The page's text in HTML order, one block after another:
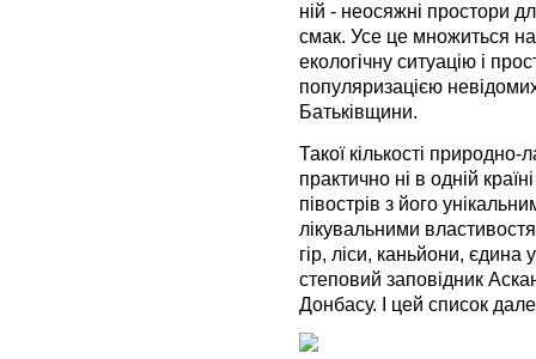
ній - неосяжні простори
смак. Усе це множиться
екологічну ситуацію і
популяризацією
Батьківщини.
Такої кількості
практично ні в одній
півострів з його
лікувальними
гір, ліси, каньйони, єдина
степовий заповідник
Донбасу. І цей список